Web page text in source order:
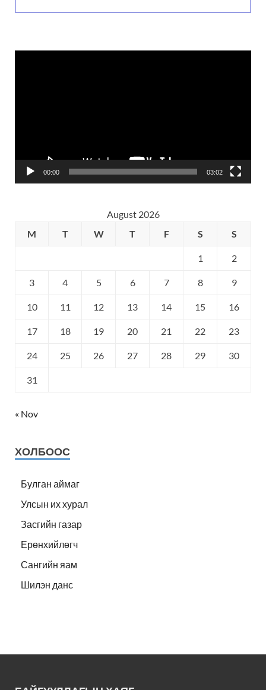
00:00 03:02
August 2026
M
T W T F S S
1 2
3 4 5 6 7 8 9
10 11 12 13 14 15 16
17 18 19 20 21 22 23
24 25 26 27 28 29 30
31
« Nov
ХОЛБООС
Булган аймаг
Улсын их хурал
Засгийн газар
Ерөнхийлөгч
Сангийн яам
Шилэн данс